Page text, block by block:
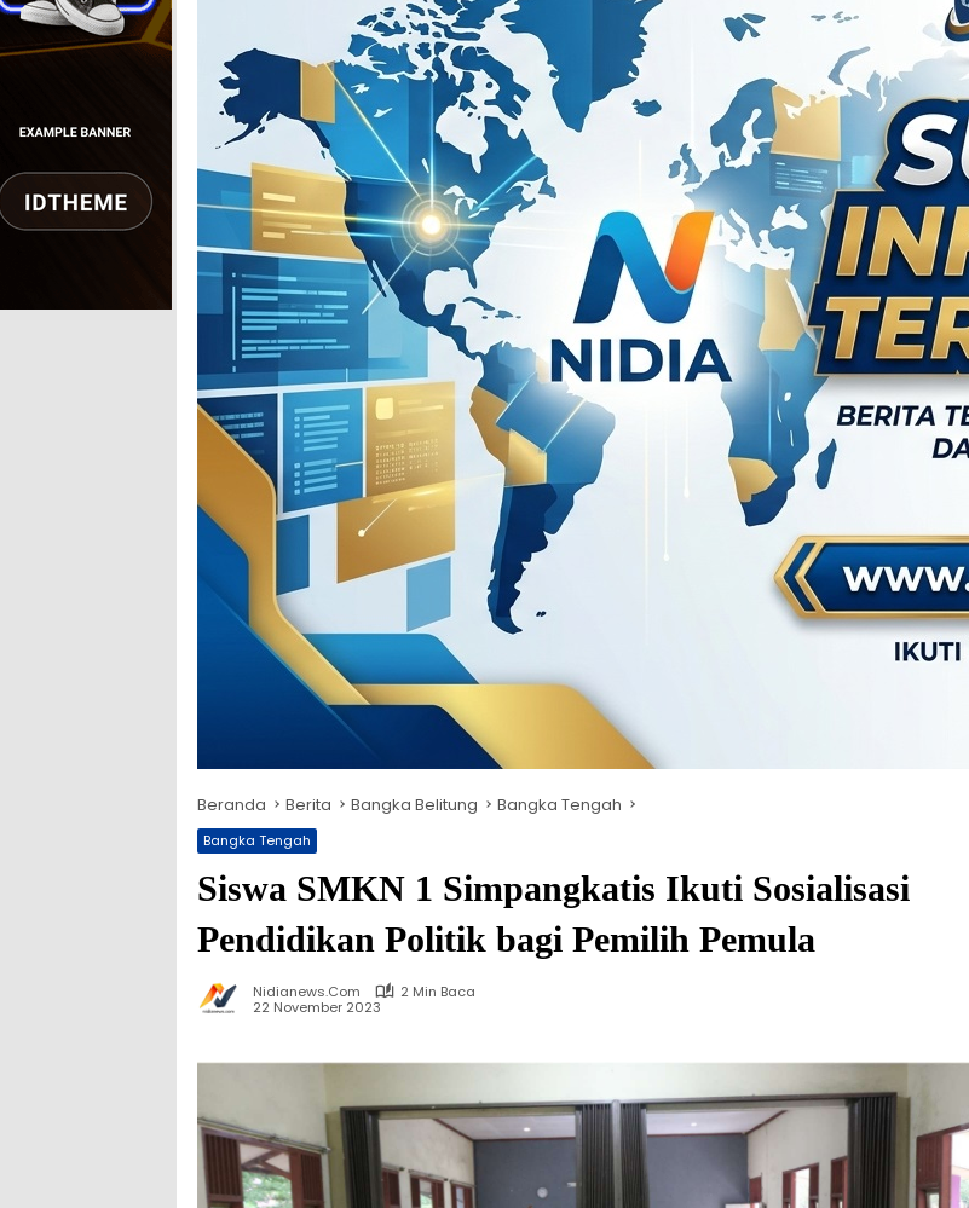
Beranda Berita Bangka Belitung Bangka Tengah
Bangka Tengah
Siswa SMKN 1 Simpangkatis Ikuti Sosialisasi
Pendidikan Politik bagi Pemilih Pemula
Nidianews.com
2 Min Baca
22 November 2023